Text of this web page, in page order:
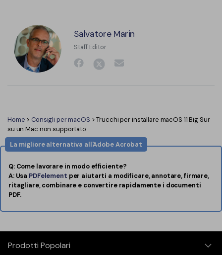
Salvatore Marin
Staff Editor
Home > Consigli per macOS > Trucchi per installare macOS 11 Big Sur
su un Mac non supportato
La migliore alternativa all'Adobe Acrobat
Q: Come lavorare in modo efficiente?
A: Usa PDFelement per aiutarti a modificare, annotare, firmare,
ritagliare, combinare e convertire rapidamente i documenti
PDF.
Prodotti Popolari